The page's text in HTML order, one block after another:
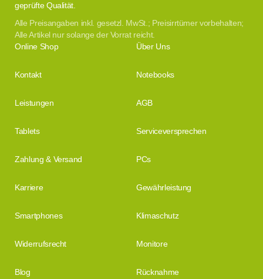
geprüfte Qualität.
Alle Preisangaben inkl. gesetzl. MwSt.; Preisirrtümer vorbehalten;
Alle Artikel nur solange der Vorrat reicht.
Online Shop Über Uns
Kontakt Notebooks
Leistungen AGB
Tablets Serviceversprechen
Zahlung & Versand PCs
Karriere Gewährleistung
Smartphones Klimaschutz
Widerrufsrecht Monitore
Blog Rücknahme